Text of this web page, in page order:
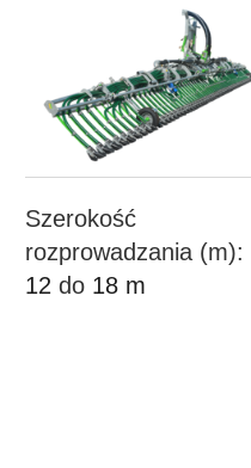
Szerokość
rozprowadzania (m):
12 do 18 m